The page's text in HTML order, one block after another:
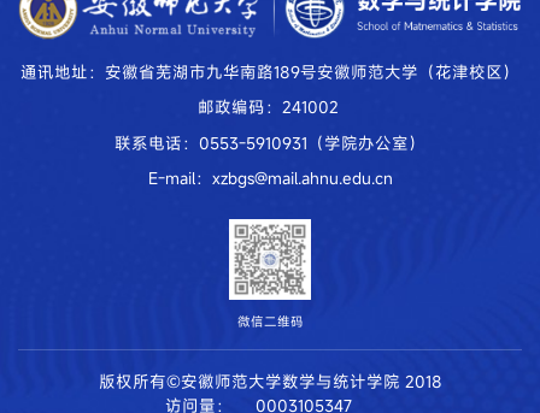
通讯地址：安徽省芜湖市九华南路189号安徽师范大学（花津校区）
邮政编码：241002
联系电话：0553-5910931（学院办公室）
E-mail：xzbgs@mail.ahnu.edu.cn
微信二维码
版权所有©安徽师范大学数学与统计学院 2018
访问量：
0003105347